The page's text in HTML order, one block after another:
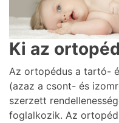
Ki az
Az ortopédus a tartó-
(azaz a csont- és
szerzett
foglalkozik. Az